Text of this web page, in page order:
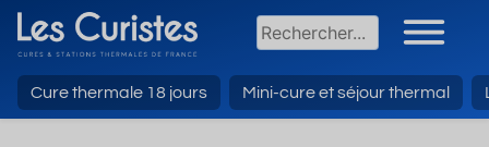
Cure thermale 18 jours Mini-cure et séjour thermal